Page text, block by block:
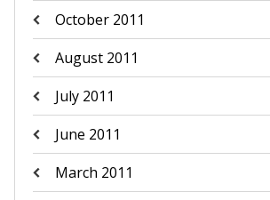
October 2011
August 2011
July 2011
June 2011
March 2011